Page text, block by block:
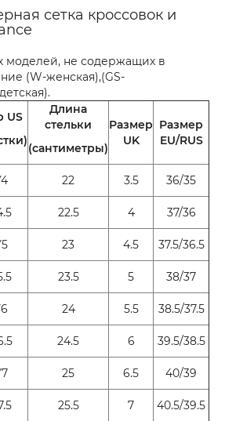
сетка кроссовок и
моделей, не содержащих в
(W-женская),(GS-
US
Длина
стельки
(сантиметры)
Размер
UK
Размер
EU/RUS
22 3.5
36/35
22.5 4
37/36
23 4.5
37.5/36.5
23.5 5
38/37
24 5.5
38.5/37.5
24.5 6
39.5/38.5
25 6.5
40/39
25.5 7
40.5/39.5